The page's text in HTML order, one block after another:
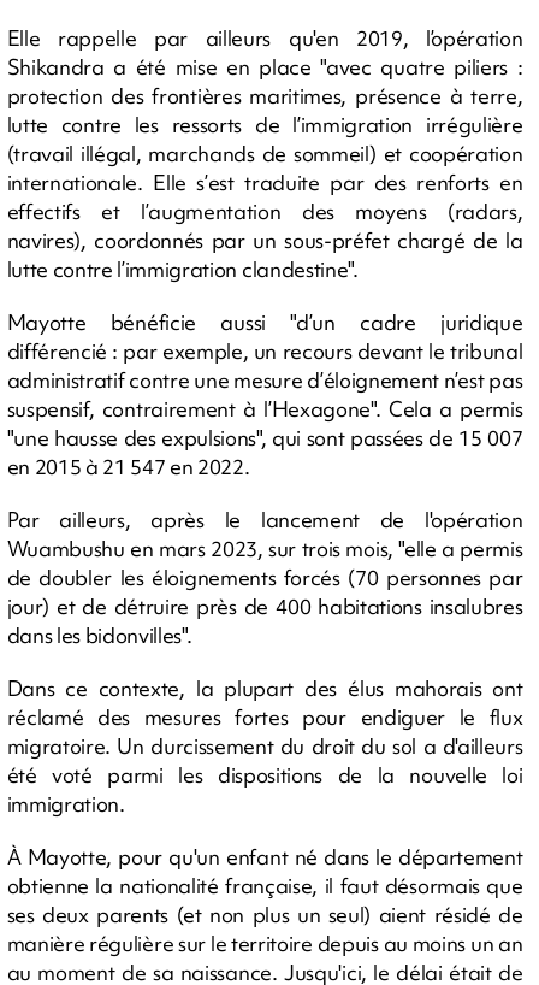
Elle rappelle par ailleurs qu'en 2019, l’opération
Shikandra a été mise en place "avec quatre piliers :
protection des frontières maritimes, présence à terre,
lutte contre les ressorts de l’immigration irrégulière
(travail illégal, marchands de sommeil) et coopération
internationale. Elle s’est traduite par des renforts en
effectifs et l’augmentation des moyens (radars,
navires), coordonnés par un sous-préfet chargé de la
lutte contre l’immigration clandestine".
Mayotte bénéficie aussi "d’un cadre juridique
différencié : par exemple, un recours devant le tribunal
administratif contre une mesure d’éloignement n’est pas
suspensif, contrairement à l’Hexagone". Cela a permis
"une hausse des expulsions", qui sont passées de 15 007
en 2015 à 21 547 en 2022.
Par ailleurs, après le lancement de l'opération
Wuambushu en mars 2023, sur trois mois, "elle a permis
de doubler les éloignements forcés (70 personnes par
jour) et de détruire près de 400 habitations insalubres
dans les bidonvilles".
Dans ce contexte, la plupart des élus mahorais ont
réclamé des mesures fortes pour endiguer le flux
migratoire. Un durcissement du droit du sol a d'ailleurs
été voté parmi les dispositions de la nouvelle loi
immigration.
À Mayotte, pour qu'un enfant né dans le département
obtienne la nationalité française, il faut désormais que
ses deux parents (et non plus un seul) aient résidé de
manière régulière sur le territoire depuis au moins un an
au moment de sa naissance. Jusqu'ici, le délai était de